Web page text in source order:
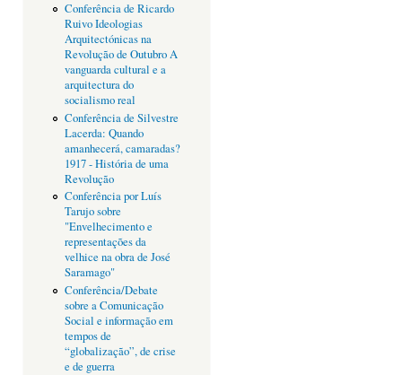
Conferência de Ricardo
Ruivo Ideologias
Arquitectónicas na
Revolução de Outubro A
vanguarda cultural e a
arquitectura do
socialismo real
Conferência de Silvestre
Lacerda: Quando
amanhecerá, camaradas?
1917 - História de uma
Revolução
Conferência por Luís
Tarujo sobre
"Envelhecimento e
representações da
velhice na obra de José
Saramago"
Conferência/Debate
sobre a Comunicação
Social e informação em
tempos de
“globalização”, de crise
e de guerra